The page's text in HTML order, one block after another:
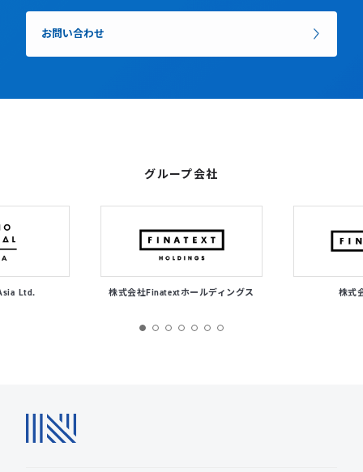
お問い合わせ
グループ会社
Ltd. 株式会社Finatextホールディングス 株式